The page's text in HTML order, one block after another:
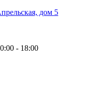
дом 5
- 18:00